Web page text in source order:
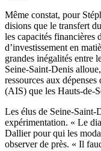
Même constat, pour
disions que le transfert
les capacités financières
d’investissement en
grandes inégalités entre
Seine-Saint-Denis
ressources aux
(AIS) que les Hauts-de-
Les élus de Seine-Saint-
expérimentation. « Le
Dallier pour qui les
observer de près. « Il